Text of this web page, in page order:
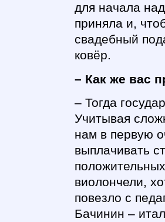
для начала
приняла и,
свадебный
ковёр.
– Как же вас
– Тогда
Учитывая
нам в первую
выплачивать
виолончели,
повезло с
Бачинин –